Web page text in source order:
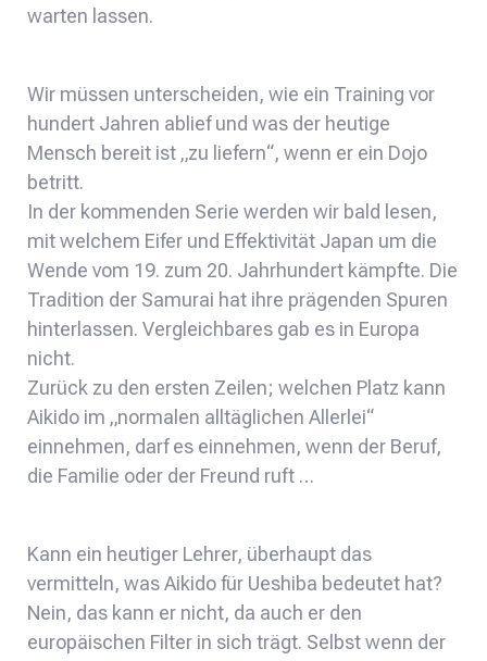
warten lassen.
Wir müssen unterscheiden, wie ein Training vor
hundert Jahren ablief und was der heutige
Mensch bereit ist „zu liefern“, wenn er ein Dojo
betritt.
In der kommenden Serie werden wir bald lesen,
mit welchem Eifer und Effektivität Japan um die
Wende vom 19. zum 20. Jahrhundert kämpfte. Die
Tradition der Samurai hat ihre prägenden Spuren
hinterlassen. Vergleichbares gab es in Europa
nicht.
Zurück zu den ersten Zeilen; welchen Platz kann
Aikido im „normalen alltäglichen Allerlei“
einnehmen, darf es einnehmen, wenn der Beruf,
die Familie oder der Freund ruft …
Kann ein heutiger Lehrer, überhaupt das
vermitteln, was Aikido für Ueshiba bedeutet hat?
Nein, das kann er nicht, da auch er den
europäischen Filter in sich trägt. Selbst wenn der